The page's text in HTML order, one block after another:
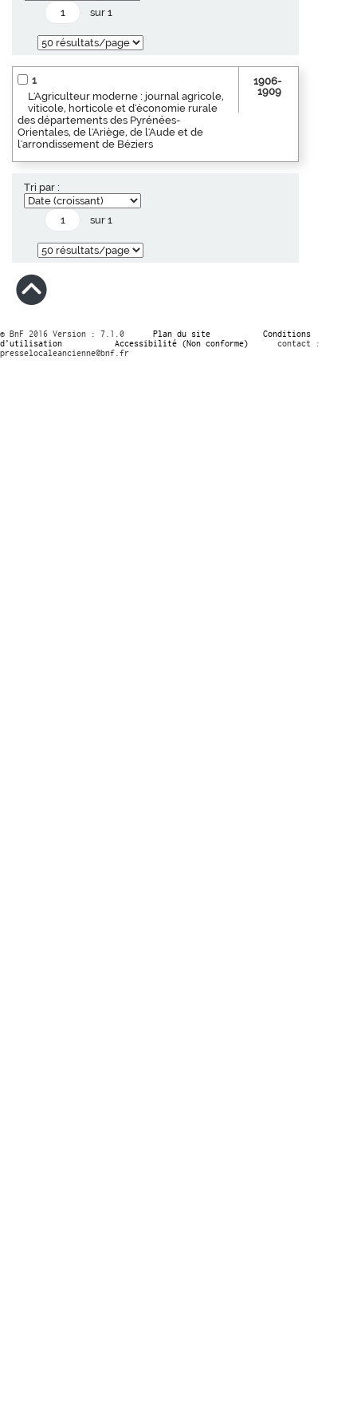
sur 1
1
L'Agriculteur moderne : journal agricole,
viticole, horticole et d'économie rurale
des départements des Pyrénées-
Orientales, de l'Ariège, de l'Aude et de
l'arrondissement de Béziers
1906-
1909
Tri par :
sur 1
© BnF 2016 Version : 7.1.0 Plan du site
Conditions
d’utilisation
Accessibilité (Non conforme)
contact :
presselocaleancienne@bnf.fr